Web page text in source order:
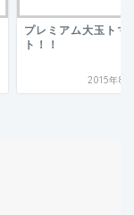
利き手＊1日ラボカ
2024年8